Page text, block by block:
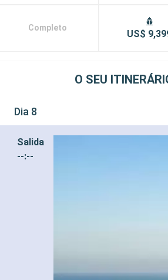
Completo
US$
O SEU
Dia 8
Salida
--:--